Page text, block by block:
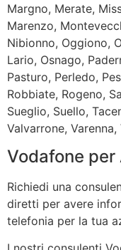
Margno, Merate,
Marenzo,
Nibionno, Oggiono,
Lario, Osnago,
Pasturo, Perledo,
Robbiate, Rogeno,
Sueglio, Suello,
Valvarrone,
Vodafone per
Richiedi una
diretti per avere
telefonia per la tua